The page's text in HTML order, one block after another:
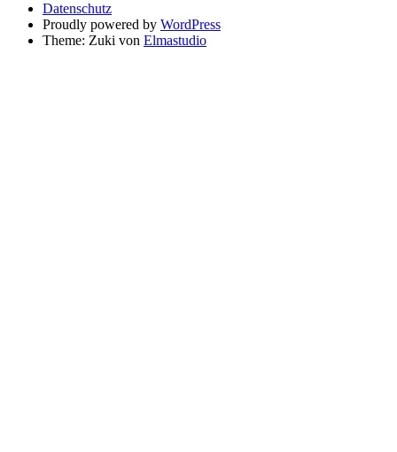
Datenschutz
Proudly powered by WordPress
Theme: Zuki von Elmastudio